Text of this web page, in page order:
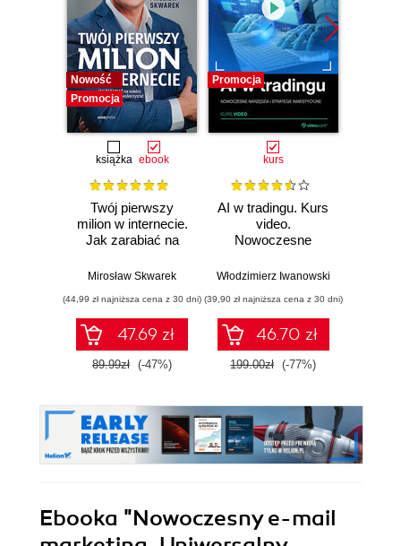
Nowość
Promocja
książka ebook
Twój pierwszy
milion w internecie.
Jak zarabiać na
maksymalnie
potencjał
Mirosław Skwarek
(44,99 zł najniższa cena z 30 dni)
47.69 zł
89.99zł (-47%)
Promocja
kurs
AI w tradingu. Kurs
video.
Nowoczesne
strategie
Włodzimierz Iwanowski
(39,90 zł najniższa cena z 30 dni)
46.70 zł
199.00zł (-77%)
Ebooka "Nowoczesny e-mail